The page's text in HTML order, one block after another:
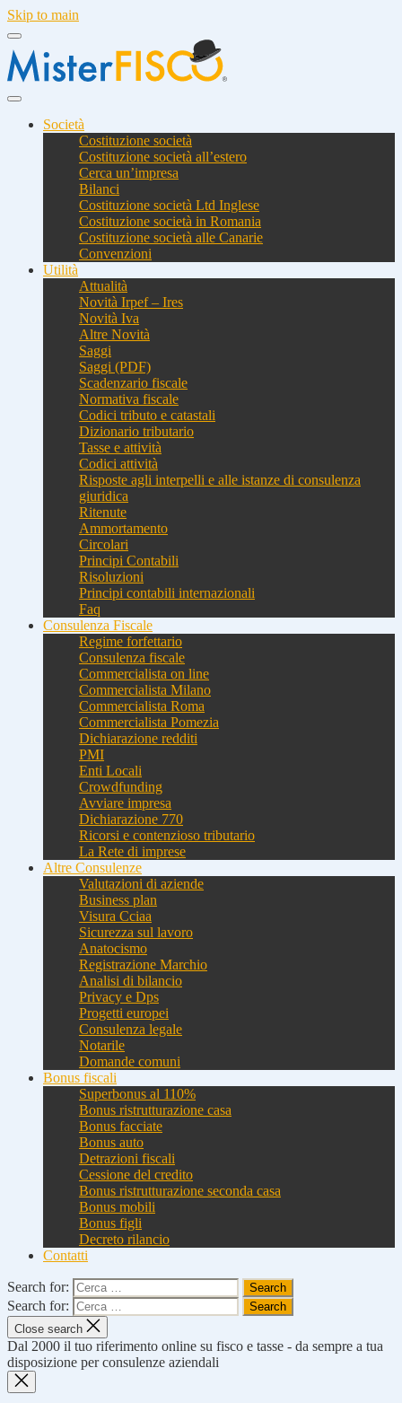
Skip to main
Società
Costituzione società
Costituzione società all’estero
Cerca un’impresa
Bilanci
Costituzione società Ltd Inglese
Costituzione società in Romania
Costituzione società alle Canarie
Convenzioni
Utilità
Attualità
Novità Irpef – Ires
Novità Iva
Altre Novità
Saggi
Saggi (PDF)
Scadenzario fiscale
Normativa fiscale
Codici tributo e catastali
Dizionario tributario
Tasse e attività
Codici attività
Risposte agli interpelli e alle istanze di consulenza
giuridica
Ritenute
Ammortamento
Circolari
Principi Contabili
Risoluzioni
Principi contabili internazionali
Faq
Consulenza Fiscale
Regime forfettario
Consulenza fiscale
Commercialista on line
Commercialista Milano
Commercialista Roma
Commercialista Pomezia
Dichiarazione redditi
PMI
Enti Locali
Crowdfunding
Avviare impresa
Dichiarazione 770
Ricorsi e contenzioso tributario
La Rete di imprese
Altre Consulenze
Valutazioni di aziende
Business plan
Visura Cciaa
Sicurezza sul lavoro
Anatocismo
Registrazione Marchio
Analisi di bilancio
Privacy e Dps
Progetti europei
Consulenza legale
Notarile
Domande comuni
Bonus fiscali
Superbonus al 110%
Bonus ristrutturazione casa
Bonus facciate
Bonus auto
Detrazioni fiscali
Cessione del credito
Bonus ristrutturazione seconda casa
Bonus mobili
Bonus figli
Decreto rilancio
Contatti
Search for:
Search for:
Close search
Dal 2000 il tuo riferimento online su fisco e tasse - da sempre a tua
disposizione per consulenze aziendali